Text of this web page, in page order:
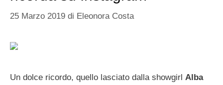
25 Marzo 2019 di Eleonora Costa
Un dolce ricordo, quello lasciato dalla showgirl Alba